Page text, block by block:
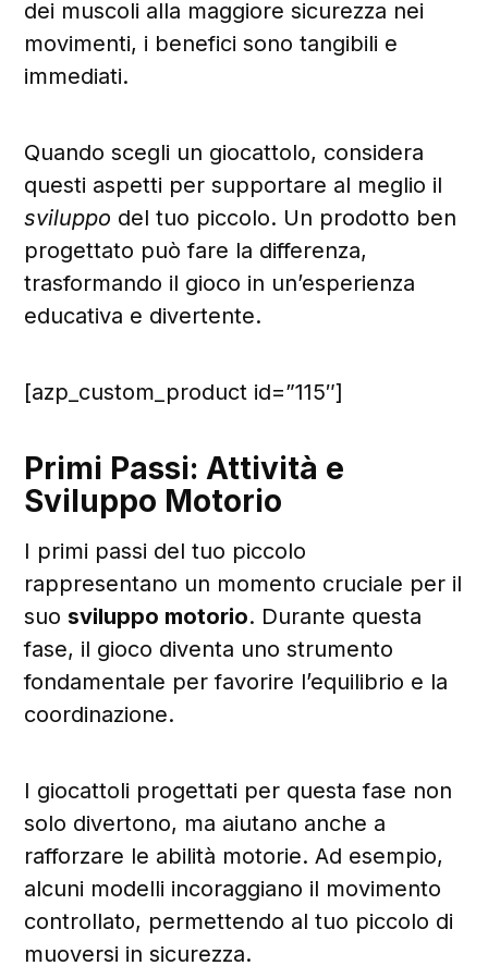
dei muscoli alla maggiore sicurezza nei
movimenti, i benefici sono tangibili e
immediati.
Quando scegli un giocattolo, considera
questi aspetti per supportare al meglio il
sviluppo del tuo piccolo. Un prodotto ben
progettato può fare la differenza,
trasformando il gioco in un’esperienza
educativa e divertente.
[azp_custom_product id=”115″]
Primi Passi: Attività e
Sviluppo Motorio
I primi passi del tuo piccolo
rappresentano un momento cruciale per il
suo sviluppo motorio. Durante questa
fase, il gioco diventa uno strumento
fondamentale per favorire l’equilibrio e la
coordinazione.
I giocattoli progettati per questa fase non
solo divertono, ma aiutano anche a
rafforzare le abilità motorie. Ad esempio,
alcuni modelli incoraggiano il movimento
controllato, permettendo al tuo piccolo di
muoversi in sicurezza.